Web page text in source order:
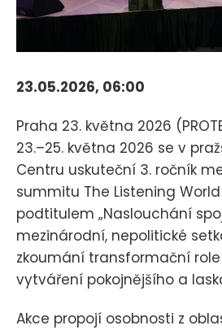
23.05.2026, 06:00
Praha 23. května 2026
23.–25. května 2026 se v
Centru uskuteční 3. ročník
summitu The Listening
podtitulem „Naslouchání
mezinárodní, nepolitické
zkoumání transformační
vytváření pokojnějšího a
Akce propojí osobnosti z